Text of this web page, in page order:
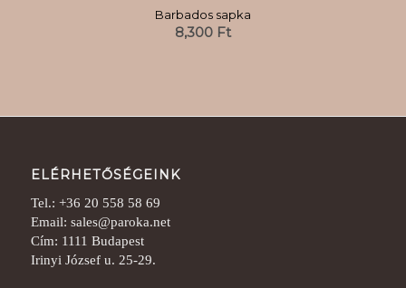
Barbados sapka
8,300 Ft
ELÉRHETŐSÉGEINK
Tel.: +36 20 558 58 69
Email: sales@paroka.net
Cím: 1111 Budapest
Irinyi József u. 25-29.